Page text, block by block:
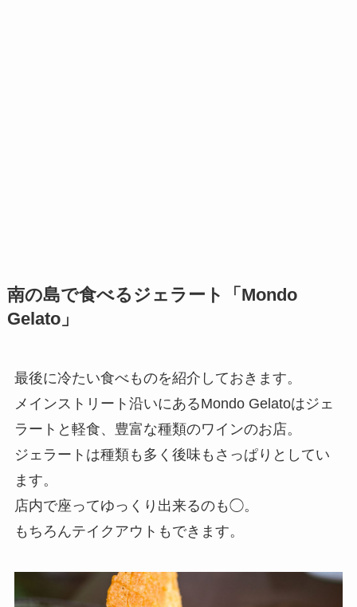
南の島で食べるジェラート「Mondo
Gelato」
最後に冷たい食べものを紹介しておきます。
メインストリート沿いにあるMondo Gelatoはジェ
ラートと軽食、豊富な種類のワインのお店。
ジェラートは種類も多く後味もさっぱりとしてい
ます。
店内で座ってゆっくり出来るのも◯。
もちろんテイクアウトもできます。